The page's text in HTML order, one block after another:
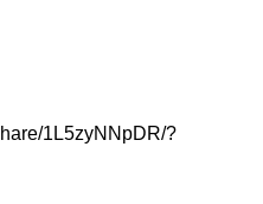
1L5zyNNpDR/?